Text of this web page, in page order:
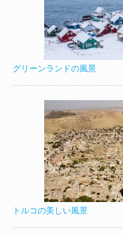
グリーンランドの風景
トルコの美しい風景